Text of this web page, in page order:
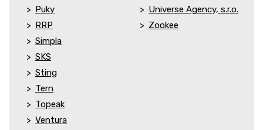
Puky
RRP
Simpla
SKS
Sting
Tern
Topeak
Ventura
Universe Agency, s.r.o.
Zookee